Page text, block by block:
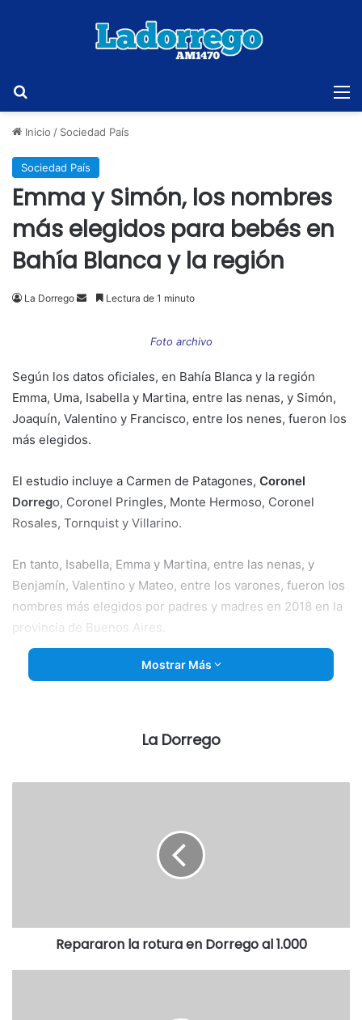
Inicio / Sociedad País
Sociedad País
Emma y Simón, los nombres
más elegidos para bebés en
Bahía Blanca y la región
La Dorrego
SendLectura de 1 minuto
Foto archivo
Según los datos oficiales, en Bahía Blanca y la región
Emma, Uma, Isabella y Martina, entre las nenas, y Simón,
Joaquín, Valentino y Francisco, entre los nenes, fueron los
más elegidos.
El estudio incluye a Carmen de Patagones, Coronel
Dorrego, Coronel Pringles, Monte Hermoso, Coronel
Rosales, Tornquist y Villarino.
En tanto, Isabella, Emma y Martina, entre las nenas, y
Benjamín, Valentino y Mateo, entre los varones, fueron los
nombres más elegidos por padres y madres en 2018 en la
provincia de Buenos Aires.
A lo largo del territorio provincial, como es costumbre, se
nenas, y Navid (nació el 24 de diciembre), River Plate,
Thor, Keylor, Zabdiel, Jasnoor, Lennard, Gokú y Cai (por
marco del Plan Garantizar Tu Identidad, continúan
ampliando su presencia tanto en hospitales provinciales
como municipales y en establecimientos privados, de
Mostrar Más
La Dorrego
Repararon la rotura en Dorrego al 1.000